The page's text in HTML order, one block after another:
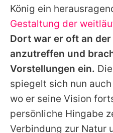
König ein
Gestaltung der
Dort war er oft an
anzutreffen und
Vorstellungen ein.
spiegelt sich nun
wo er seine Vision
persönliche Hingabe
Verbindung zur Natur